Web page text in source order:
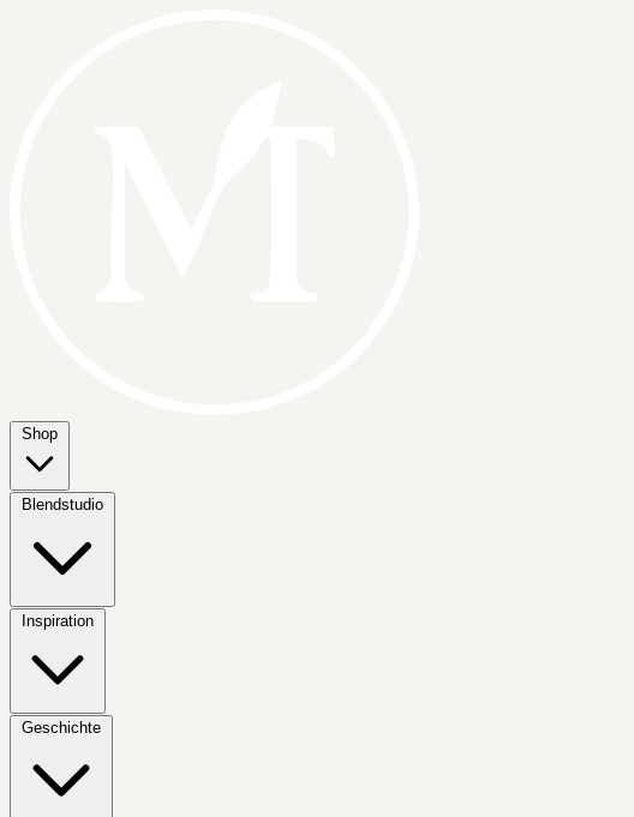
Shop
Blendstudio
Inspiration
Geschichte